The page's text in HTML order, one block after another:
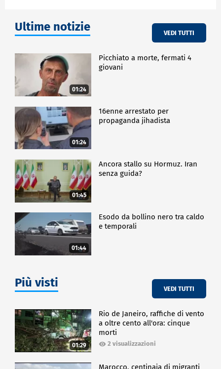
Ultime notizie VEDI TUTTI
01:24
Picchiato a morte, fermati 4
giovani
01:24
16enne arrestato per
propaganda jihadista
01:45
Ancora stallo su Hormuz. Iran
senza guida?
01:44
Esodo da bollino nero tra caldo
e temporali
Più visti VEDI TUTTI
01:29
Rio de Janeiro, raffiche di vento
a oltre cento all'ora: cinque
morti
2 visualizzazioni
Marocco, centinaia di migranti